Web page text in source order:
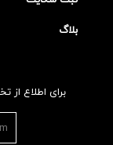
بلاگ
برای اطلاع از